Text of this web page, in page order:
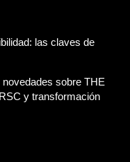
las claves de
sobre THE
y transformación